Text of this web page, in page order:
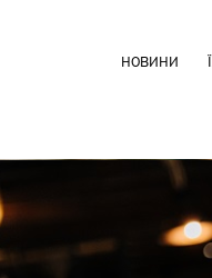
НОВИНИ